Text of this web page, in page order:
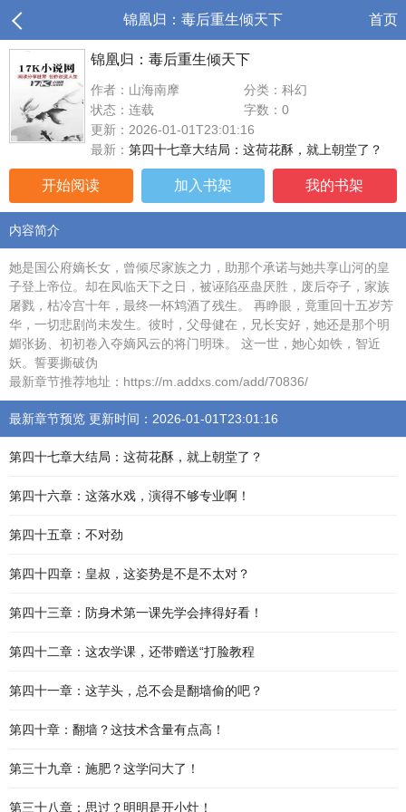
锦凰归：毒后重生倾天下 首页
锦凰归：毒后重生倾天下
作者：山海南摩
分类：科幻
状态：连载
字数：0
更新：2026-01-01T23:01:16
最新： 第四十七章大结局：这荷花酥，就上朝堂了？
开始阅读 加入书架 我的书架
内容简介
她是国公府嫡长女，曾倾尽家族之力，助那个承诺与她共享山河的皇
子登上帝位。却在凤临天下之日，被诬陷巫蛊厌胜，废后夺子，家族
屠戮，枯冷宫十年，最终一杯鸩酒了残生。 再睁眼，竟重回十五岁芳
华，一切悲剧尚未发生。彼时，父母健在，兄长安好，她还是那个明
媚张扬、初初卷入夺嫡风云的将门明珠。 这一世，她心如铁，智近
妖。誓要撕破伪
最新章节推荐地址：https://m.addxs.com/add/70836/
最新章节预览 更新时间：2026-01-01T23:01:16
第四十七章大结局：这荷花酥，就上朝堂了？
第四十六章：这落水戏，演得不够专业啊！
第四十五章：不对劲
第四十四章：皇叔，这姿势是不是不太对？
第四十三章：防身术第一课先学会摔得好看！
第四十二章：这农学课，还带赠送“打脸教程
第四十一章：这芋头，总不会是翻墙偷的吧？
第四十章：翻墙？这技术含量有点高！
第三十九章：施肥？这学问大了！
第三十八章：思过？明明是开小灶！